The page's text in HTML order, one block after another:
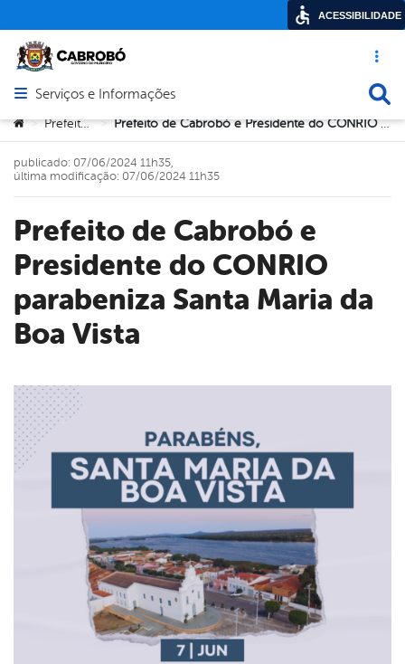
Acesso
Abrir menu principal de navegação
Serviços e Informações
Você está aqui:
> Prefeitura > Prefeito de Cabrobó e Presidente do CONRIO parabeniza Santa Maria da Boa Vista
Prefeito de Cabrobó e
Presidente do CONRIO
parabeniza Santa Maria da
Boa Vista
publicado: 07/06/2024 11h35,
última modificação: 07/06/2024 11h35
ACESSIBILIDADE